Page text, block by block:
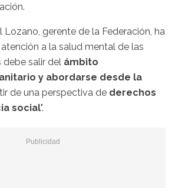
Lozano, gerente de la Federación, ha
a la salud mental de las
debe salir del ámbito
y abordarse desde la
de una perspectiva de derechos
social".